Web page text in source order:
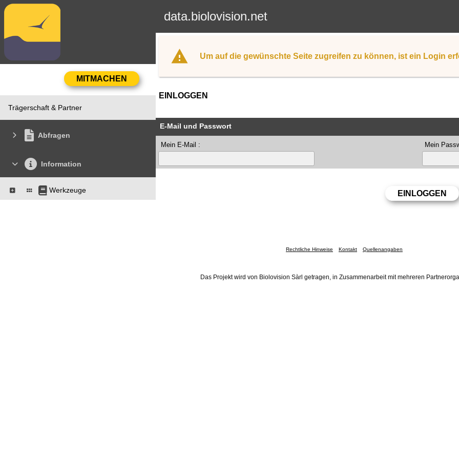
data.biolovision.net
Trägerschaft & Partner
Abfragen
Information
Werkzeuge
Um auf die gewünschte Seite zugreifen zu können, ist ein Login
EINLOGGEN
E-Mail und Passwort
Mein E-Mail : Mein
Rechtliche Hinweise Kontakt Quellenangaben
Das Projekt wird von Biolovision Sàrl getragen, in Zusammenarbeit mit mehreren